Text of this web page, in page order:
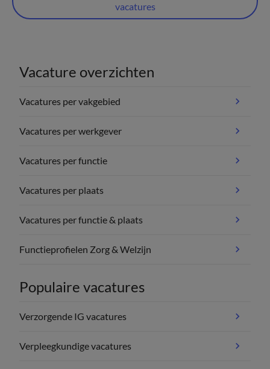
vacatures
Vacature overzichten
Vacatures per vakgebied
Vacatures per werkgever
Vacatures per functie
Vacatures per plaats
Vacatures per functie & plaats
Functieprofielen Zorg & Welzijn
Populaire vacatures
Verzorgende IG vacatures
Verpleegkundige vacatures